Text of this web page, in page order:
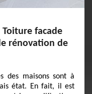
Toiture facade
rénovation de
des maisons sont à
état. En fait, il est